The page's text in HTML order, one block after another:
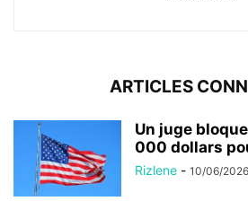
ARTICLES
Un juge
000 dollars
Rizlene - 10/06/2026